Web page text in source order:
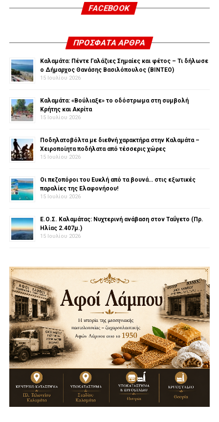
FACEBOOK
ΠΡΌΣΦΑΤΑ ΆΡΘΡΑ
Καλαμάτα: Πέντε Γαλάζιες Σημαίες και φέτος – Τι δήλωσε
ο Δήμαρχος Θανάσης Βασιλόπουλος (ΒΙΝΤΕΟ)
15 Ιουλίου 2026
Καλαμάτα: «Βούλιαξε» το οδόστρωμα στη συμβολή
Κρήτης και Ακρίτα
15 Ιουλίου 2026
Ποδηλατοβόλτα με διεθνή χαρακτήρα στην Καλαμάτα –
Χειροποίητα ποδήλατα από τέσσερις χώρες
15 Ιουλίου 2026
Οι πεζοπόροι του Ευκλή από τα βουνά… στις εξωτικές
παραλίες της Ελαφονήσου!
15 Ιουλίου 2026
Ε.Ο.Σ. Καλαμάτας: Νυχτερινή ανάβαση στον Ταΰγετο (Πρ.
Ηλίας 2.407μ.)
15 Ιουλίου 2026